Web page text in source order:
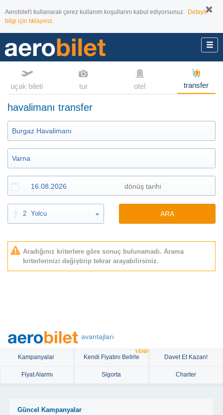
Aerobilet'i kullanarak çerez kullanım koşullarını kabul ediyorsunuz. Detaylı
bilgi için tıklayınız.
uçak bileti tur otel transfer
havalimanı transfer
2 Yolcu ARA
Aradığınız kriterlere göre sonuç bulunamadı. Arama
kriterlerinizi değiştirip tekrar arayabilirsiniz.
avantajları
Kampanyalar Kendi Fiyatını Belirle
YENİ!
Davet Et Kazan!
Fiyat Alarmı Sigorta Charter
Güncel Kampanyalar